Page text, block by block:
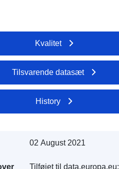
Kvalitet
Tilsvarende datasæt
History
02 August 2021
Tilføjet til data.europa.eu: